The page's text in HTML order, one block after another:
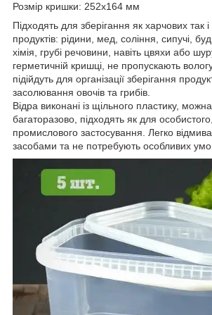
Розмір кришки: 252х164 мм
Підходять для зберігання як харчових так
продуктів: рідини, мед, соління, сипучі,
хімія, грубі речовини, навіть цвяхи або
герметичній кришці, не пропускають
підійдуть для організації зберігання
засолювання овочів та грибів.
Відра виконані із щільного пластику,
багаторазово, підходять як для
промислового застосування. Легко
засобами та не потребують особливих